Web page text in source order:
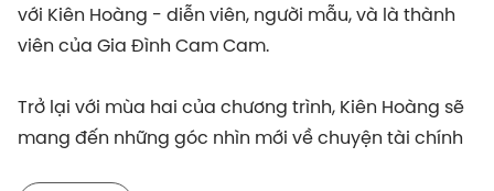
với Kiên Hoàng - diễn viên, người mẫu, và là thành
viên của Gia Đình Cam Cam.
Trở lại với mùa hai của chương trình, Kiên Hoàng sẽ
mang đến những góc nhìn mới về chuyện tài chính